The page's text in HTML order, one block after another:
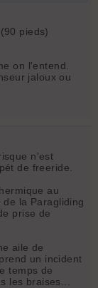
pieds)
on l'entend.
jaloux ou
n'est
de freeride.
au
de la Paragliding
prise de
aile de
un incident
temps de
les braises...